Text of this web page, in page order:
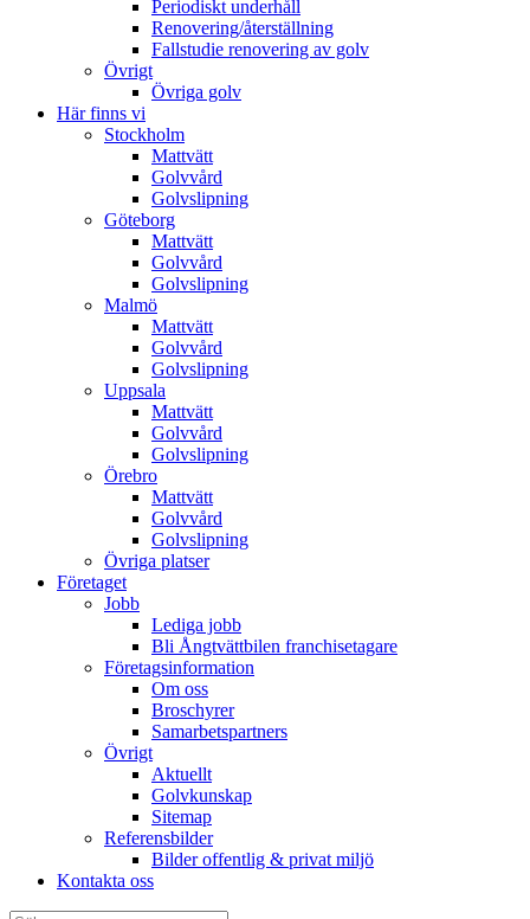
Periodiskt underhåll
Renovering/återställning
Fallstudie renovering av golv
Övrigt
Övriga golv
Här finns vi
Stockholm
Mattvätt
Golvvård
Golvslipning
Göteborg
Mattvätt
Golvvård
Golvslipning
Malmö
Mattvätt
Golvvård
Golvslipning
Uppsala
Mattvätt
Golvvård
Golvslipning
Örebro
Mattvätt
Golvvård
Golvslipning
Övriga platser
Företaget
Jobb
Lediga jobb
Bli Ångtvättbilen franchisetagare
Företagsinformation
Om oss
Broschyrer
Samarbetspartners
Övrigt
Aktuellt
Golvkunskap
Sitemap
Referensbilder
Bilder offentlig & privat miljö
Kontakta oss